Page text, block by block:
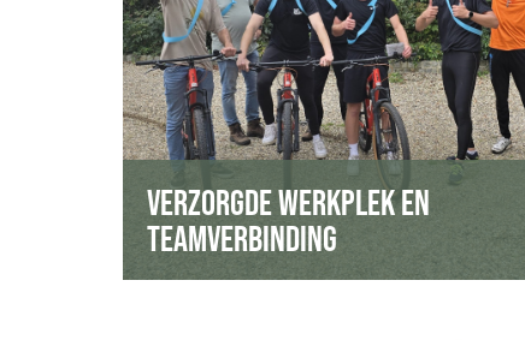
VERZORGDE WERKPLEK EN
TEAMVERBINDING
Gezamenlijke pauzes en lunch.
Tafeltennis en lunchwandelingen in de
pauze.
Teamuitjes met elkaar en familie.
Groene kantooromgeving binnen en
buiten.